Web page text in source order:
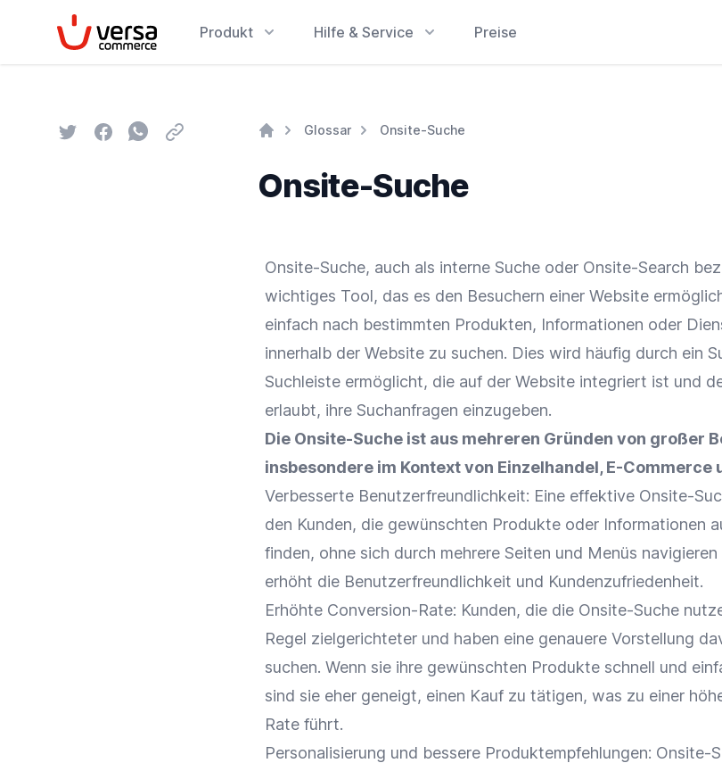
VersaCommerce Produkt Hilfe & Service Preise
TwitterFacebookWhatsapp
Email Glossar Onsite-Suche
Onsite-Suche
Onsite-Suche, auch als interne Suche oder Onsite-Search
wichtiges Tool, das es den Besuchern einer Website
einfach nach bestimmten Produkten, Informationen oder
innerhalb der Website zu suchen. Dies wird häufig durch ein
Suchleiste ermöglicht, die auf der Website integriert ist und
erlaubt, ihre Suchanfragen einzugeben.
Die Onsite-Suche ist aus mehreren Gründen von großer
insbesondere im Kontext von Einzelhandel,E-Commerce
Verbesserte Benutzerfreundlichkeit: Eine effektive Onsite-
den Kunden, die gewünschten Produkte oder Informationen
finden, ohne sich durch mehrere Seiten und Menüs navigieren
erhöht die Benutzerfreundlichkeit und Kundenzufriedenheit.
Erhöhte Conversion-Rate: Kunden, die die Onsite-Suche
Regel zielgerichteter und haben eine genauere Vorstellung
suchen. Wenn sie ihre gewünschten Produkte schnell und
sind sie eher geneigt, einen Kauf zu tätigen, was zu einer
Rate führt.
Personalisierung und bessere Produktempfehlungen: Onsite-